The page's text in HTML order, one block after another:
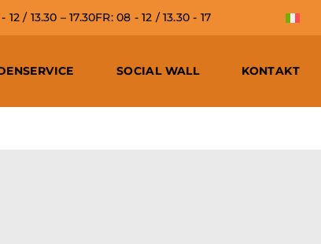
/ 13.30 – 17.30FR: 08 - 12 / 13.30 - 17
SOCIAL WALL KONTAKT